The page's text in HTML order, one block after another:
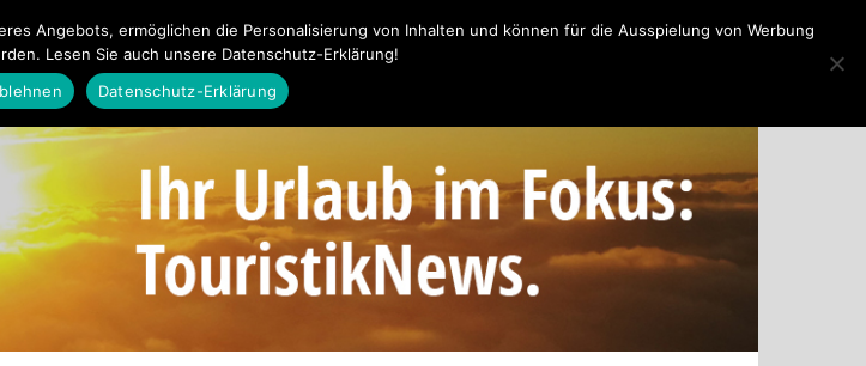
Angebots, ermöglichen die Personalisierung von Inhalten und können für die Ausspielung von Werbung
Lesen Sie auch unsere Datenschutz-Erklärung!
Datenschutz-Erklärung